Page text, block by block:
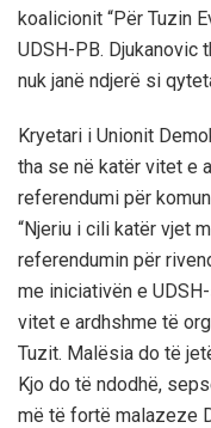
koalicionit “Për Tuzin
UDSH-PB. Djukanovic
nuk janë ndjerë si
Kryetari i Unionit
tha se në katër vitet e
referendumi për
“Njeriu i cili katër vjet
referendumin për
me iniciativën e
vitet e ardhshme të
Tuzit. Malësia do të
Kjo do të ndodhë,
më të fortë malazeze